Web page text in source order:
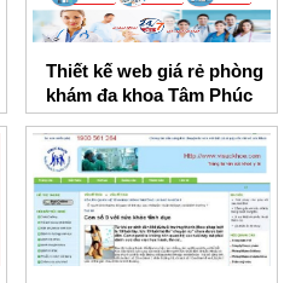
Thiết kế web giá rẻ phòng
khám đa khoa Tâm Phúc